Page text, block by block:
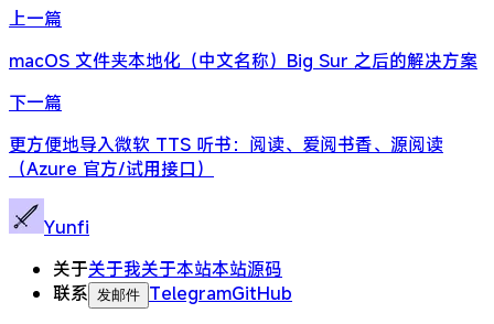
上一篇
macOS 文件夹本地化（中文名称）Big Sur 之后的解决方案
下一篇
更方便地导入微软 TTS 听书：阅读、爱阅书香、源阅读
（Azure 官方/试用接口）
Yunfi
关于关于我关于本站本站源码
联系
发邮件 TelegramGitHub